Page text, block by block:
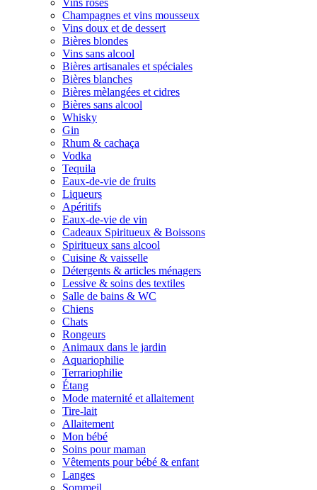
Vins rosés
Champagnes et vins mousseux
Vins doux et de dessert
Bières blondes
Vins sans alcool
Bières artisanales et spéciales
Bières blanches
Bières mèlangées et cidres
Bières sans alcool
Whisky
Gin
Rhum & cachaça
Vodka
Tequila
Eaux-de-vie de fruits
Liqueurs
Apéritifs
Eaux-de-vie de vin
Cadeaux Spiritueux & Boissons
Spiritueux sans alcool
Cuisine & vaisselle
Détergents & articles ménagers
Lessive & soins des textiles
Salle de bains & WC
Chiens
Chats
Rongeurs
Animaux dans le jardin
Aquariophilie
Terrariophilie
Étang
Mode maternité et allaitement
Tire-lait
Allaitement
Mon bébé
Soins pour maman
Vêtements pour bébé & enfant
Langes
Sommeil